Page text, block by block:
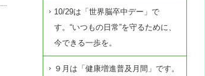
10/29は「世界脳卒中デー」で
す。“いつもの日常”を守るために、
今できる一歩を。
９月は「健康増進普及月間」です。